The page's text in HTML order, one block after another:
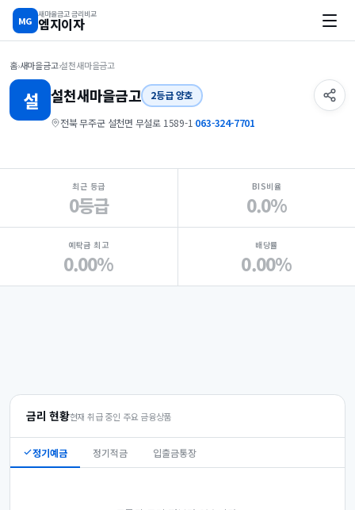
MG
새마을금고 금리비교
엠지이자
홈›새마을금고›설천새마을금고
설 설천새마을금고 2등급 양호
전북 무주군 설천면 무설로 1589-1 ·063-324-7701
지점 핵심 지표 요약
최근 등급
0등급
BIS비율
0.0%
예탁금 최고
0.00%
배당률
0.00%
금리 현황현재 취급 중인 주요 금융상품
정기예금 정기적금 입출금통장